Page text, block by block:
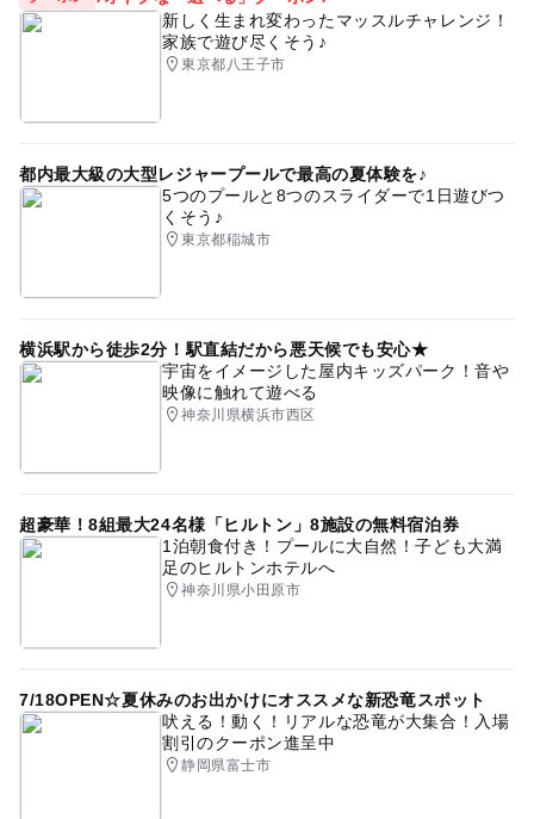
新しく生まれ変わったマッスルチャレンジ！
家族で遊び尽くそう♪
東京都八王子市
都内最大級の大型レジャープールで最高の夏体験を♪
5つのプールと8つのスライダーで1日遊びつ
くそう♪
東京都稲城市
横浜駅から徒歩2分！駅直結だから悪天候でも安心★
宇宙をイメージした屋内キッズパーク！音や
映像に触れて遊べる
神奈川県横浜市西区
超豪華！8組最大24名様「ヒルトン」8施設の無料宿泊券
1泊朝食付き！プールに大自然！子ども大満
足のヒルトンホテルへ
神奈川県小田原市
7/18OPEN☆夏休みのお出かけにオススメな新恐竜スポット
吠える！動く！リアルな恐竜が大集合！入場
割引のクーポン進呈中
静岡県富士市